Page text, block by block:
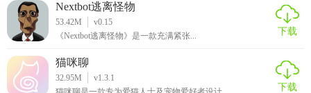
色，为玩家带来了极佳的游戏体验。
Nextbot逃离怪物
53.42M
v0.15
《Nextbot逃离怪物》是一款充满紧张...
下载
猫咪聊
32.95M
v1.3.1
下载